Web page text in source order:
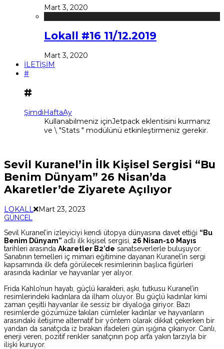
Mart 3, 2020
Lokall #16 11/12.2019
Mart 3, 2020
İLETİŞİM
#
#
ŞimdiHaftaAy
Kullanabilmeniz içinJetpack eklentisini kurmanız
ve \ "Stats " modülünü etkinleştirmeniz gerekir.
Sevil Kuranel’in İlk Kişisel Sergisi “Bu
Benim Dünyam” 26 Nisan’da
Akaretler’de Ziyarete Açılıyor
LOKALL Mart 23, 2023
GÜNCEL
Sevil Kuranel’in izleyiciyi kendi ütopya dünyasına davet ettiği “Bu
Benim Dünyam” adlı ilk kişisel sergisi, 26 Nisan-10 Mayıs
tarihleri arasında Akaretler B2’de sanatseverlerle buluşuyor.
Sanatının temelleri iç mimari eğitimine dayanan Kuranel’in sergi
kapsamında ilk defa görülecek resimlerinin başlıca figürleri
arasında kadınlar ve hayvanlar yer alıyor.
Frida Kahlo’nun hayatı, güçlü karakteri, aşkı, tutkusu Kuranel’in
resimlerindeki kadınlara da ilham oluyor. Bu güçlü kadınlar kimi
zaman çeşitli hayvanlar ile sessiz bir diyaloğa giriyor. Bazı
resimlerde gözümüze takılan cümleler kadınlar ve hayvanların
arasındaki iletişime alternatif bir yöntem olarak dikkat çekerken bir
yandan da sanatçıda iz bırakan ifadeleri gün ışığına çıkarıyor. Canlı,
enerji veren, pozitif renkler sanatçının pop art’a yakın tarzıyla bir
ilişki kuruyor.